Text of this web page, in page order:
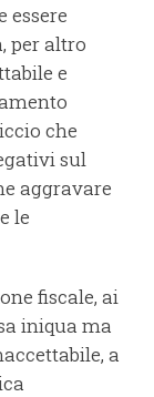
essere
per altro
e
che
sul
aggravare
le
fiscale, ai
iniqua ma
a